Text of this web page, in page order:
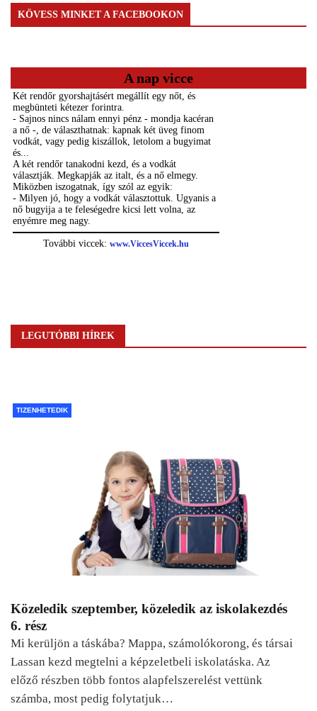
KÖVESS MINKET A FACEBOOKON
A nap vicce
LEGUTÓBBI HÍREK
TIZENHETEDIK
Közeledik szeptember, közeledik az iskolakezdés
6. rész
Mi kerüljön a táskába? Mappa, számolókorong, és társai
Lassan kezd megtelni a képzeletbeli iskolatáska. Az
előző részben több fontos alapfelszerelést vettünk
számba, most pedig folytatjuk…